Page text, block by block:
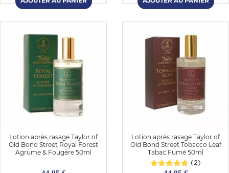
Lotion après rasage Taylor of
Old Bond Street Royal Forest
Agrume & Fougère 50ml
Lotion après rasage Taylor of
Old Bond Street Tobacco Leaf
Tabac Fumé 50ml
(2)